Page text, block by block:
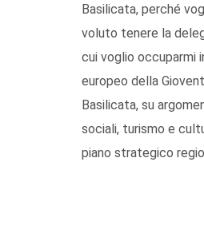
Basilicata, perché
voluto tenere la
cui voglio occuparmi
europeo della
Basilicata, su
sociali, turismo e
piano strategico